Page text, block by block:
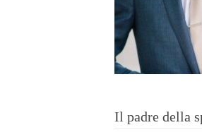
Il padre della